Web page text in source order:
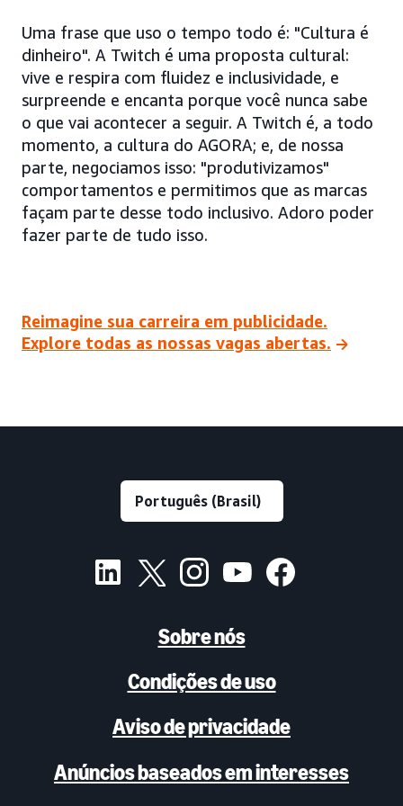
Uma frase que uso o tempo todo é: "Cultura é
dinheiro". A Twitch é uma proposta cultural:
vive e respira com fluidez e inclusividade, e
surpreende e encanta porque você nunca sabe
o que vai acontecer a seguir. A Twitch é, a todo
momento, a cultura do AGORA; e, de nossa
parte, negociamos isso: "produtivizamos"
comportamentos e permitimos que as marcas
façam parte desse todo inclusivo. Adoro poder
fazer parte de tudo isso.
Reimagine sua carreira em publicidade.
Explore todas as nossas vagas abertas.
Sobre nós
Condições de uso
Aviso de privacidade
Anúncios baseados em interesses